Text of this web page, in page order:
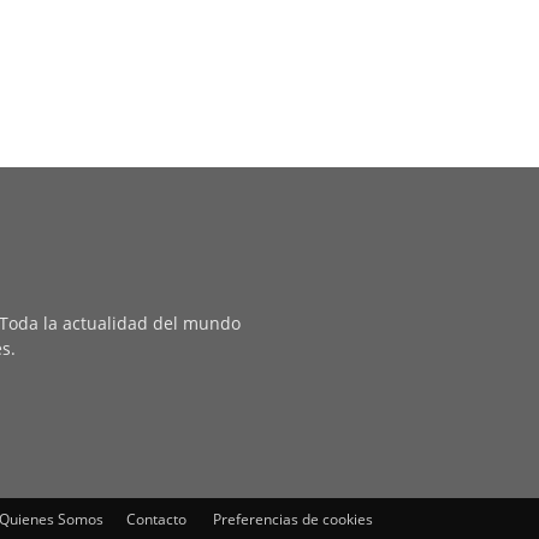
la actualidad del mundo
Quienes Somos Contacto Preferencias de cookies